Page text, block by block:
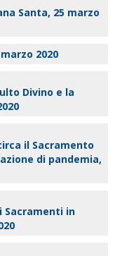
Santa, 25 marzo
2020
Divino e la
il Sacramento
di pandemia,
Sacramenti in